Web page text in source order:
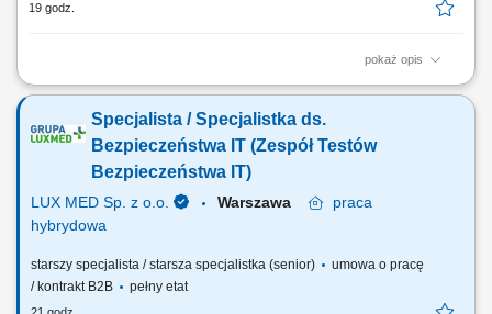
19 godz.
pokaż opis
Zakres obowiązków: Koordynowanie reakcji na incydenty
Prowadzenie War Room podczas aktywnych incydentów i
nadzorowanie przebiegu działań. Prowadzenie pełnej dokumentacji
incydentu, w tym logbooka, timeline oraz raportów....
Specjalista / Specjalistka ds.
Bezpieczeństwa IT (Zespół Testów
Bezpieczeństwa IT)
LUX MED Sp. z o.o. Warszawa
praca
hybrydowa
starszy specjalista / starsza specjalistka (senior)
umowa o pracę
/ kontrakt B2B
pełny etat